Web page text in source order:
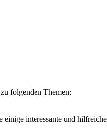
folgenden Themen:
einige interessante und hilfreiche